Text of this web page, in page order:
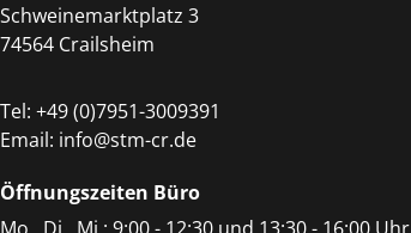
Schweinemarktplatz 3
74564 Crailsheim
Tel: +49 (0)7951-3009391
Email: info@stm-cr.de
Öffnungszeiten Büro
Mo., Di., Mi.: 9:00 - 12:30 und 13:30 - 16:00 Uhr